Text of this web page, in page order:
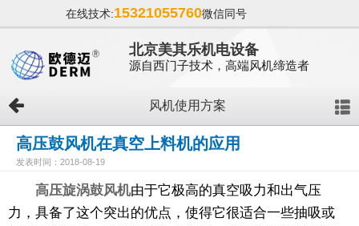
在线技术:15321055760微信同号
北京美其乐机电设备
源自西门子技术，高端风机缔造者
风机使用方案
高压鼓风机在真空上料机的应用
发表时间：2018-08-19
高压旋涡鼓风机由于它极高的真空吸力和出气压
力，具备了这个突出的优点，使得它很适合一些抽吸或